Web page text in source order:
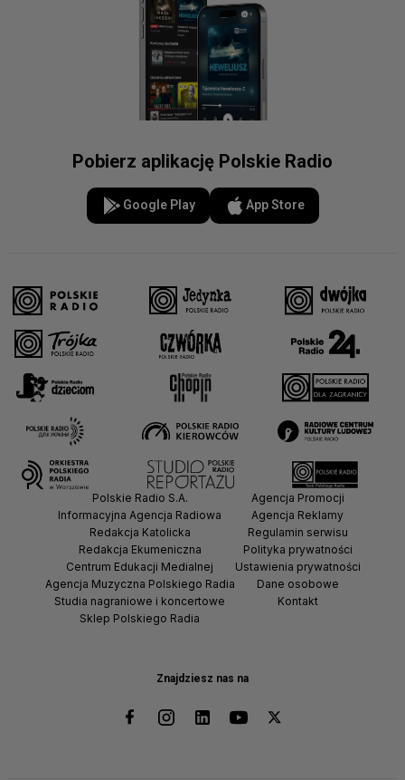
Pobierz aplikację Polskie Radio
Google Play App Store
Znajdziesz nas na
Polskie Radio S.A.
Informacyjna Agencja Radiowa
Redakcja Katolicka
Redakcja Ekumeniczna
Centrum Edukacji Medialnej
Agencja Muzyczna Polskiego Radia
Studia nagraniowe i koncertowe
Sklep Polskiego Radia
Agencja Promocji
Agencja Reklamy
Regulamin serwisu
Polityka prywatności
Ustawienia prywatności
Dane osobowe
Kontakt